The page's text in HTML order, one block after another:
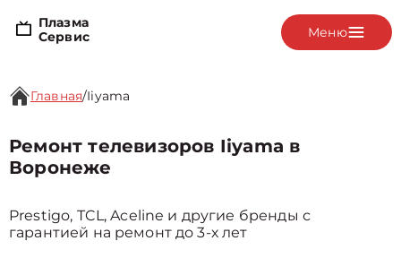
Плазма
Сервис
Меню
Главная/Iiyama
Ремонт телевизоров Iiyama в
Воронеже
Prestigo, TCL, Aceline и другие бренды с
гарантией на ремонт до 3-х лет